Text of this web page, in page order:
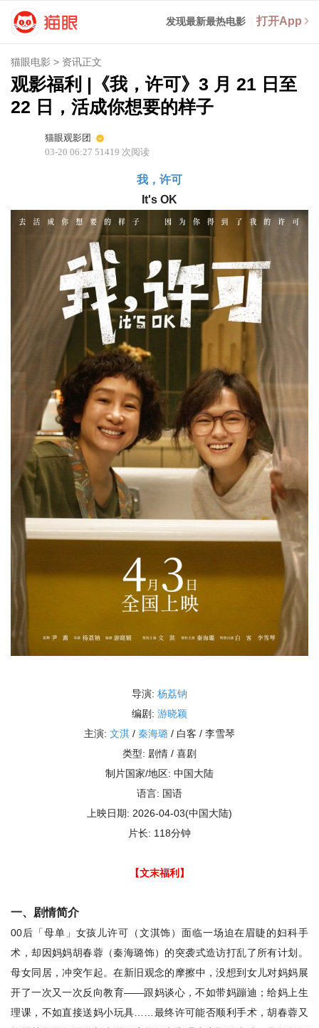
发现最新最热电影 打开App
猫眼电影 > 资讯正文
观影福利 |《我，许可》3 月 21 日至
22 日，活成你想要的样子
猫眼观影团
03-20 06:27 51419 次阅读
我，许可
It's OK
导演: 杨荔钠
编剧: 游晓颖
主演: 文淇 / 秦海璐 / 白客 / 李雪琴
类型: 剧情 / 喜剧
制片国家/地区: 中国大陆
语言: 国语
上映日期: 2026-04-03(中国大陆)
片长: 118分钟
【文末福利】
一、剧情简介
00后「母单」女孩儿许可（文淇饰）面临一场迫在眉睫的妇科手
术，却因妈妈胡春蓉（秦海璐饰）的突袭式造访打乱了所有计划。
母女同居，冲突乍起。在新旧观念的摩擦中，没想到女儿对妈妈展
开了一次又一次反向教育——跟妈谈心，不如带妈蹦迪；给妈上生
理课，不如直接送妈小玩具……最终许可能否顺利手术，胡春蓉又